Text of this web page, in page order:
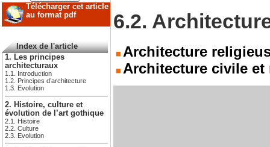
Télécharger cet article
au format pdf
Index de l'article
1. Les principes
architecturaux
1.1. Introduction
1.2. Principes d’architecture
1.3. Evolution
2. Histoire, culture et
évolution de l’art gothique
2.1. Histoire
2.2. Culture
2.3. Evolution
6.2.
Architecture
Architecture civile et